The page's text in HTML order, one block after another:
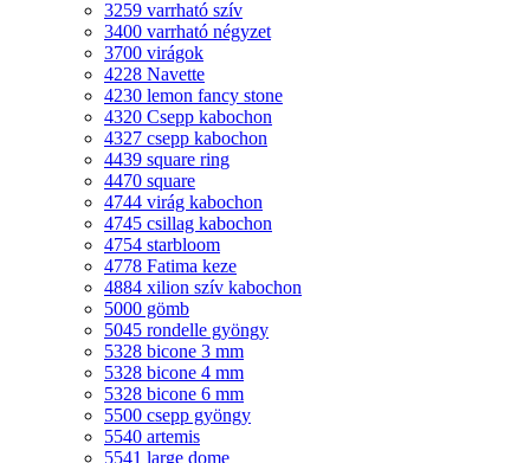
3259 varrható szív
3400 varrható négyzet
3700 virágok
4228 Navette
4230 lemon fancy stone
4320 Csepp kabochon
4327 csepp kabochon
4439 square ring
4470 square
4744 virág kabochon
4745 csillag kabochon
4754 starbloom
4778 Fatima keze
4884 xilion szív kabochon
5000 gömb
5045 rondelle gyöngy
5328 bicone 3 mm
5328 bicone 4 mm
5328 bicone 6 mm
5500 csepp gyöngy
5540 artemis
5541 large dome